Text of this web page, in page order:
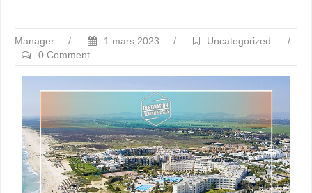
Manager / 1 mars 2023 / Uncategorized
/
0 Comment